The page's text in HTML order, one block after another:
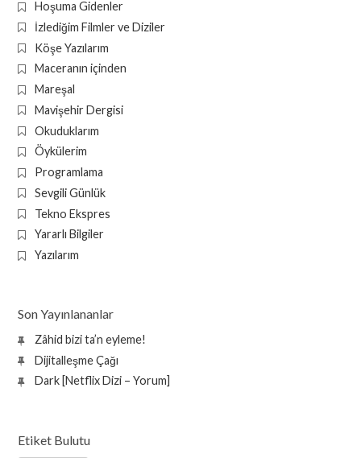
Hoşuma Gidenler
İzlediğim Filmler ve Diziler
Köşe Yazılarım
Maceranın içinden
Mareşal
Mavişehir Dergisi
Okuduklarım
Öykülerim
Programlama
Sevgili Günlük
Tekno Ekspres
Yararlı Bilgiler
Yazılarım
Son Yayınlananlar
Zâhid bizi ta’n eyleme!
Dijitalleşme Çağı
Dark [Netflix Dizi – Yorum]
Etiket Bulutu